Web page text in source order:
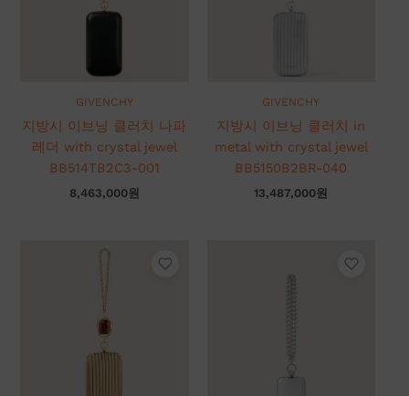
GIVENCHY
지방시 이브닝 클러치 나파
레더 with crystal jewel
BB514TB2C3-001
8,463,000원
GIVENCHY
지방시 이브닝 클러치 in
metal with crystal jewel
BB5150B2BR-040
13,487,000원